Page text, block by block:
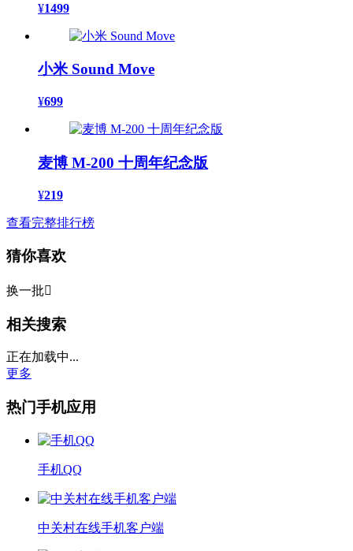
¥1499
小米 Sound Move
¥699
麦博 M-200 十周年纪念版
¥219
查看完整排行榜
猜你喜欢
换一批
相关搜索
正在加载中...
更多
热门手机应用
手机QQ
中关村在线手机客户端